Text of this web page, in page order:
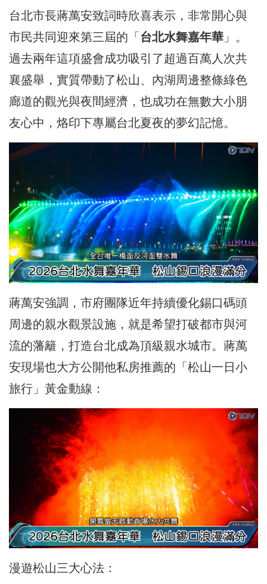
台北市長蔣萬安致詞時欣喜表示，非常開心與
市民共同迎來第三屆的「 台北水舞嘉年華 」。
過去兩年這項盛會成功吸引了超過百萬人次共
襄盛舉，實質帶動了松山、內湖周邊整條綠色
廊道的觀光與夜間經濟，也成功在無數大小朋
友心中，烙印下專屬台北夏夜的夢幻記憶。
蔣萬安強調，市府團隊近年持續優化錫口碼頭
周邊的親水觀景設施，就是希望打破都市與河
流的藩籬，打造台北成為頂級親水城市。蔣萬
安現場也大方公開他私房推薦的「松山一日小
旅行」黃金動線：
漫遊松山三大心法：